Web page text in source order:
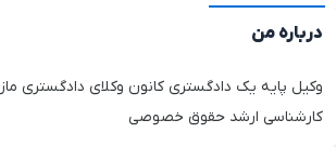
درباره من
وکیل پایه یک دادگستری کانون وکلای دادگستری
کارشناسی ارشد حقوق خصوصی